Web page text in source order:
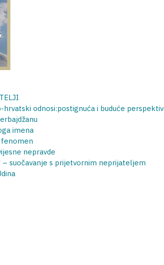
hrvatski odnosi:postignuća i buduće
imena
fenomen
nepravde
– suočavanje s prijetvornim neprijateljem